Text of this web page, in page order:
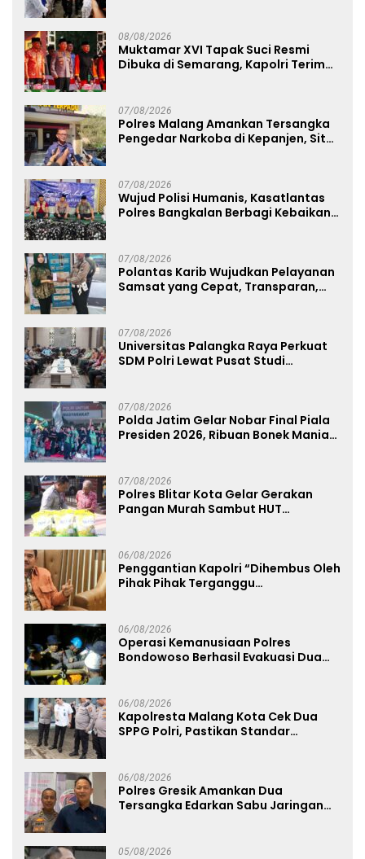
08/08/2026
Muktamar XVI Tapak Suci Resmi
Dibuka di Semarang, Kapolri Terima
07/08/2026
Polres Malang Amankan Tersangka
Pengedar Narkoba di Kepanjen, Sita
07/08/2026
Wujud Polisi Humanis, Kasatlantas
Polres Bangkalan Berbagi Kebaikan
07/08/2026
Polantas Karib Wujudkan Pelayanan
Samsat yang Cepat, Transparan,
07/08/2026
Universitas Palangka Raya Perkuat
SDM Polri Lewat Pusat Studi
07/08/2026
Polda Jatim Gelar Nobar Final Piala
Presiden 2026, Ribuan Bonek Mania
07/08/2026
Polres Blitar Kota Gelar Gerakan
Pangan Murah Sambut HUT
06/08/2026
Penggantian Kapolri “Dihembus Oleh
Pihak Pihak Terganggu
06/08/2026
Operasi Kemanusiaan Polres
Bondowoso Berhasil Evakuasi Dua
06/08/2026
Kapolresta Malang Kota Cek Dua
SPPG Polri, Pastikan Standar
06/08/2026
Polres Gresik Amankan Dua
Tersangka Edarkan Sabu Jaringan
05/08/2026